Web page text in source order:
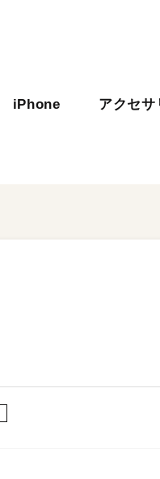
iPhone アクセサ